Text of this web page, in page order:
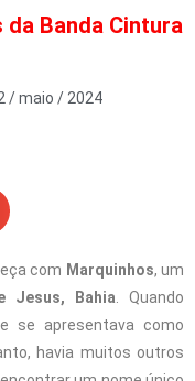
Banda Cintura
/ maio / 2024
com Marquinhos, um
Jesus, Bahia . Quando
se apresentava como
havia muitos outros